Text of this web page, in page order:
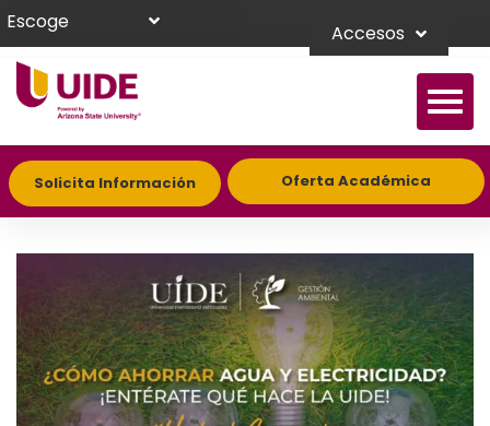
Escoge Accesos
Solicita Información Oferta Académica